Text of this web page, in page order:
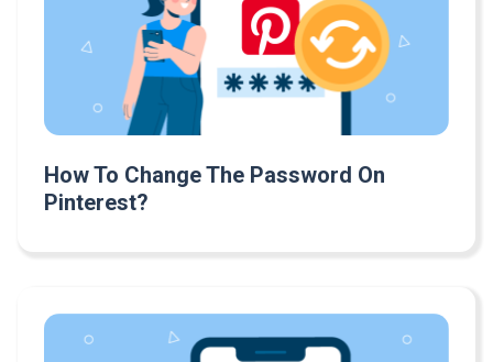
How To Change The Password On
Pinterest?